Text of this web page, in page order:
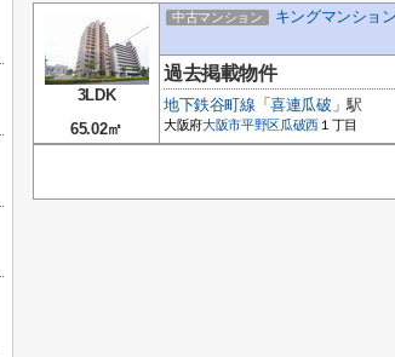
3LDK
65.02㎡
中古マンション キングマンショ
過去掲載物件
地下鉄谷町線 「喜連瓜破 」駅
大阪府大阪市平野区 瓜破西１丁目